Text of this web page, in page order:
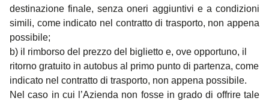
destinazione finale, senza oneri aggiuntivi e a condizioni
simili, come indicato nel contratto di trasporto, non appena
possibile;
b) il rimborso del prezzo del biglietto e, ove opportuno, il
ritorno gratuito in autobus al primo punto di partenza, come
indicato nel contratto di trasporto, non appena possibile.
Nel caso in cui l’Azienda non fosse in grado di offrire tale